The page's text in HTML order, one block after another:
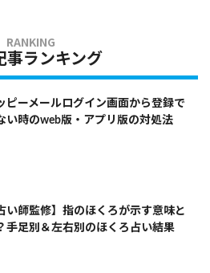
事ランキング
ピーメールログイン画面から登録で
い時のweb版・アプリ版の対処法
い師監修】指のほくろが示す意味と
手足別＆左右別のほくろ占い結果